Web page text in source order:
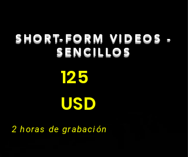
SHORT-FORM VIDEOS -
SENCILLOS
125
USD
2 horas de grabación